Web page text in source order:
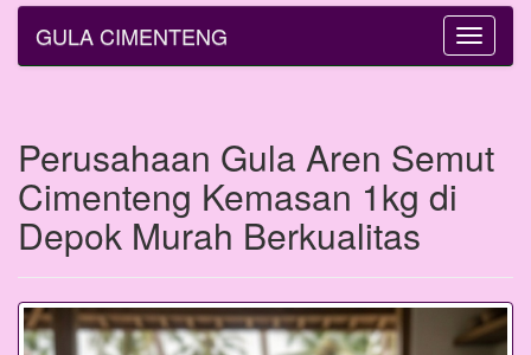
Toggle
GULA CIMENTENG
Perusahaan Gula Aren Semut
Cimenteng Kemasan 1kg di
Depok Murah Berkualitas